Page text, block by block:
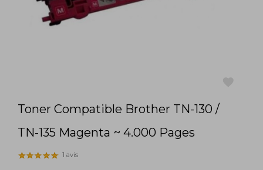
Toner Compatible Brother TN-130 /
TN-135 Magenta ~ 4.000 Pages
1 avis